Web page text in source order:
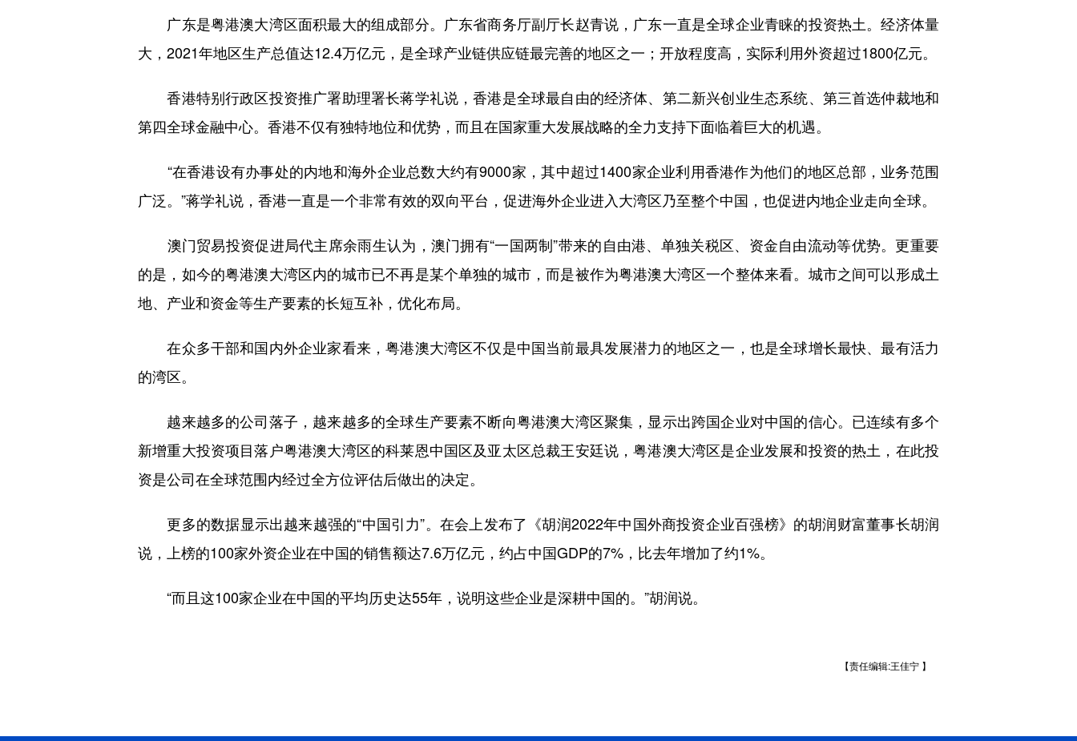
广东是粤港澳大湾区面积最大的组成部分。广东省商务厅副厅长赵青说，广东一直是全球企业青睐的投资热土。经济体量
大，2021年地区生产总值达12.4万亿元，是全球产业链供应链最完善的地区之一；开放程度高，实际利用外资超过1800亿元。
香港特别行政区投资推广署助理署长蒋学礼说，香港是全球最自由的经济体、第二新兴创业生态系统、第三首选仲裁地和
第四全球金融中心。香港不仅有独特地位和优势，而且在国家重大发展战略的全力支持下面临着巨大的机遇。
“在香港设有办事处的内地和海外企业总数大约有9000家，其中超过1400家企业利用香港作为他们的地区总部，业务范围
广泛。”蒋学礼说，香港一直是一个非常有效的双向平台，促进海外企业进入大湾区乃至整个中国，也促进内地企业走向全球。
澳门贸易投资促进局代主席余雨生认为，澳门拥有“一国两制”带来的自由港、单独关税区、资金自由流动等优势。更重要
的是，如今的粤港澳大湾区内的城市已不再是某个单独的城市，而是被作为粤港澳大湾区一个整体来看。城市之间可以形成土
地、产业和资金等生产要素的长短互补，优化布局。
在众多干部和国内外企业家看来，粤港澳大湾区不仅是中国当前最具发展潜力的地区之一，也是全球增长最快、最有活力
的湾区。
越来越多的公司落子，越来越多的全球生产要素不断向粤港澳大湾区聚集，显示出跨国企业对中国的信心。已连续有多个
新增重大投资项目落户粤港澳大湾区的科莱恩中国区及亚太区总裁王安廷说，粤港澳大湾区是企业发展和投资的热土，在此投
资是公司在全球范围内经过全方位评估后做出的决定。
更多的数据显示出越来越强的“中国引力”。在会上发布了《胡润2022年中国外商投资企业百强榜》的胡润财富董事长胡润
说，上榜的100家外资企业在中国的销售额达7.6万亿元，约占中国GDP的7%，比去年增加了约1%。
“而且这100家企业在中国的平均历史达55年，说明这些企业是深耕中国的。”胡润说。
【责任编辑:王佳宁 】